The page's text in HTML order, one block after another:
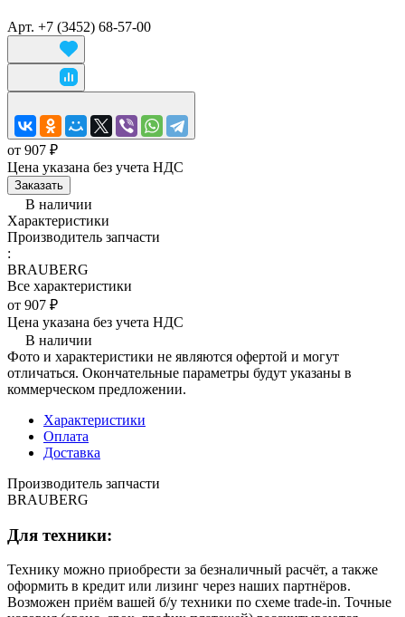
Арт. +7 (3452) 68-57-00
от 907 ₽
Цена указана без учета НДС
Заказать
В наличии
Характеристики
Производитель запчасти
:
BRAUBERG
Все характеристики
от 907 ₽
Цена указана без учета НДС
В наличии
Фото и характеристики не являются офертой и могут
отличаться. Окончательные параметры будут указаны в
коммерческом предложении.
Характеристики
Оплата
Доставка
Производитель запчасти
BRAUBERG
Для техники:
Технику можно приобрести за безналичный расчёт, а также
оформить в кредит или лизинг через наших партнёров.
Возможен приём вашей б/у техники по схеме trade-in. Точные